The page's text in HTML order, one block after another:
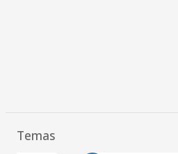
Temas